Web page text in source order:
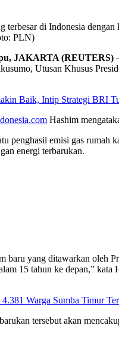
terbesar di Indonesia
PLN)
JAKARTA (REUTERS)
Utusan Khusus
Baik, Intip Strategi BRI
Hashim
penghasil emisi gas rumah
energi terbarukan.
baru yang ditawarkan oleh
15 tahun ke depan,” kata
Warga Sumba Timur
tersebut akan